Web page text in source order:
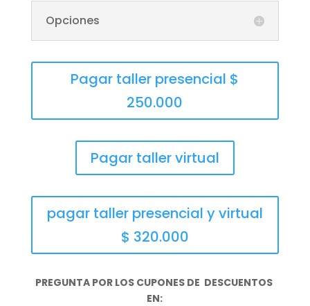
Opciones
Pagar taller presencial $
250.000
Pagar taller virtual
pagar taller presencial y virtual
$ 320.000
PREGUNTA POR LOS CUPONES DE DESCUENTOS
EN: